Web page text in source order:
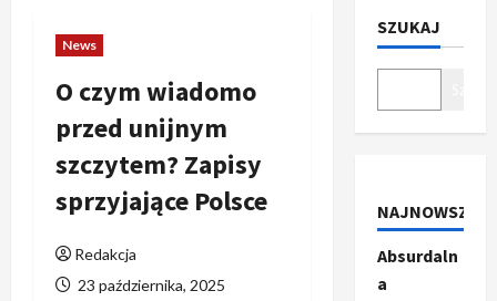
News
O czym wiadomo
przed unijnym
szczytem? Zapisy
sprzyjające Polsce
Redakcja
23 października, 2025
SZUKAJ
NAJNOWSZE
Absurdaln
a